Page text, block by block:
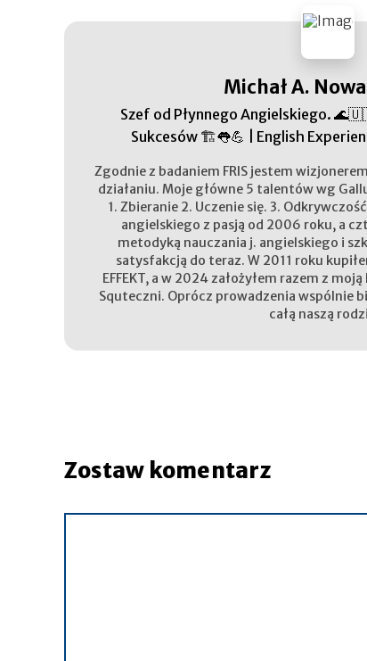
Michał A.
Szef od Płynnego Angielskiego.
Sukcesów 🏗️👅💪 | English
Zgodnie z badaniem FRIS jestem
działaniu. Moje główne 5 talentów wg
1. Zbieranie 2. Uczenie się. 3.
angielskiego z pasją od 2006 roku, a
metodyką nauczania j. angielskiego i
satysfakcją do teraz. W 2011 roku
EFFEKT, a w 2024 założyłem razem z
Squteczni. Oprócz prowadzenia wspólnie
całą naszą
Zostaw komentarz